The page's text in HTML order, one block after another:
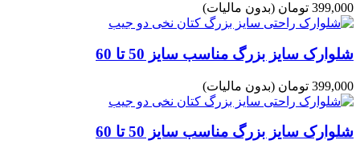
399,000 تومان (بدون مالیات)
شلوارک سایز بزرگ مناسب سایز 50 تا 60
399,000 تومان (بدون مالیات)
شلوارک سایز بزرگ مناسب سایز 50 تا 60